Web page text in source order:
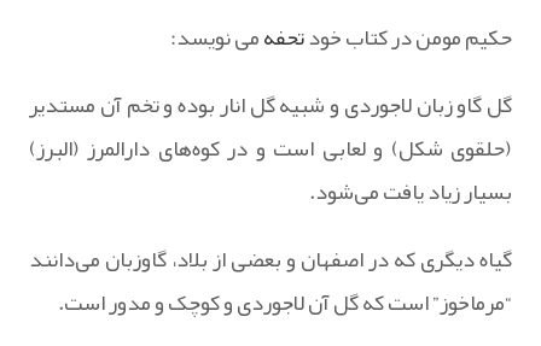
حکیم مومن در کتاب خودتحفهمی نویسد:
گل گاو زبان لاجوردی و شبیه گل انار بوده و تخم آن مستدیر
(حلقوی شکل) و لعابی است و در کوه‌های دارالمرز (البرز)
بسیار زیاد یافت می‌شود.
گیاه دیگری که در اصفهان و بعضی از بلاد، گاوزبان می‌دانند
“مرماخوز” است که گل آن لاجوردی و کوچک و مدور است.